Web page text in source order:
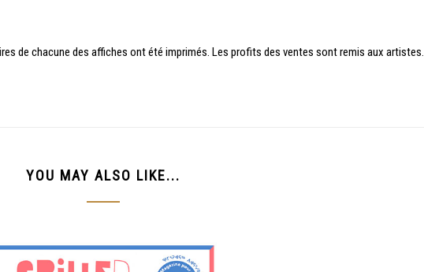
de chacune des affiches ont été imprimés. Les profits des ventes sont remis aux artistes.
YOU MAY ALSO LIKE...